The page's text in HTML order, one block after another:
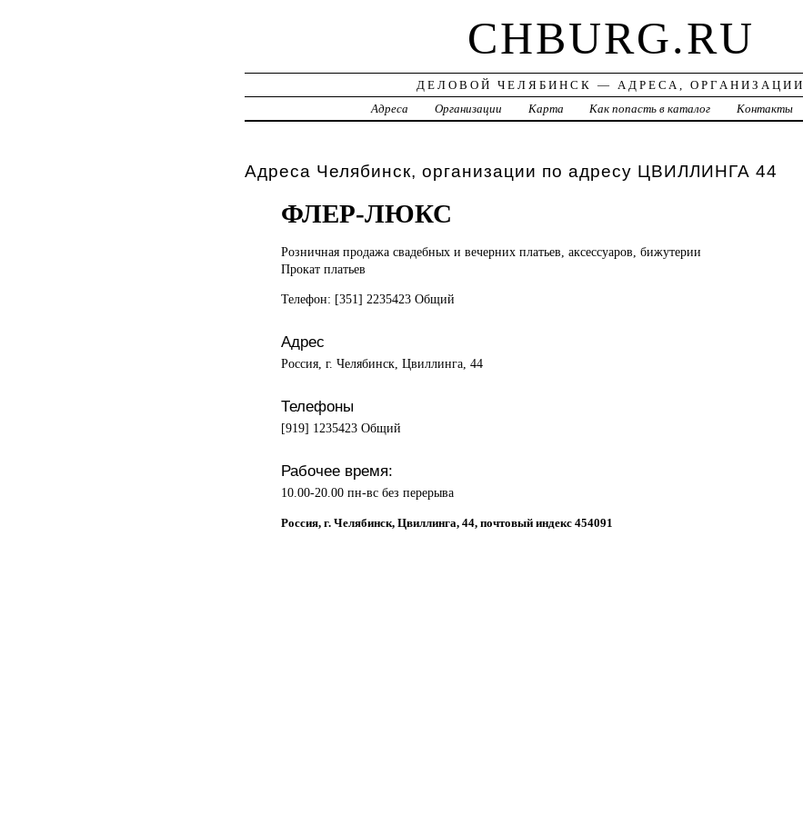
CHBURG.RU
ДЕЛОВОЙ ЧЕЛЯБИНСК — АДРЕСА, ОРГАНИЗАЦИИ
Адреса
Организации Карта Как попасть в каталог Контакты
Адреса Челябинск, организации по адресу ЦВИЛЛИНГА 44
ФЛЕР-ЛЮКС
Розничная продажа свадебных и вечерних платьев, аксессуаров, бижутерии
Прокат платьев
Телефон: [351] 2235423 Общий
Адрес
Россия, г. Челябинск, Цвиллинга, 44
Телефоны
[919] 1235423 Общий
Рабочее время:
10.00-20.00 пн-вс без перерыва
Россия, г. Челябинск, Цвиллинга, 44, почтовый индекс 454091